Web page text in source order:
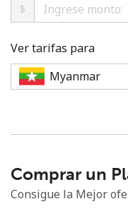
Mínimo 8 caracteres
Una letra mayúscula
Un número
$
Ver tarifas para
Comprar un
Consigue la Mejor